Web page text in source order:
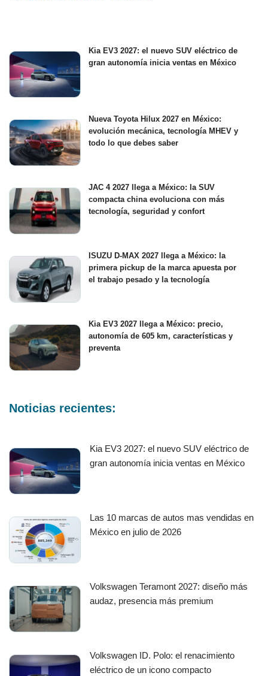
Kia EV3 2027: el nuevo SUV eléctrico de
gran autonomía inicia ventas en México
Nueva Toyota Hilux 2027 en México:
evolución mecánica, tecnología MHEV y
todo lo que debes saber
JAC 4 2027 llega a México: la SUV
compacta china evoluciona con más
tecnología, seguridad y confort
ISUZU D-MAX 2027 llega a México: la
primera pickup de la marca apuesta por
el trabajo pesado y la tecnología
Kia EV3 2027 llega a México: precio,
autonomía de 605 km, características y
preventa
Noticias recientes:
Kia EV3 2027: el nuevo SUV eléctrico de
gran autonomía inicia ventas en México
Las 10 marcas de autos mas vendidas en
México en julio de 2026
Volkswagen Teramont 2027: diseño más
audaz, presencia más premium
Volkswagen ID. Polo: el renacimiento
eléctrico de un icono compacto